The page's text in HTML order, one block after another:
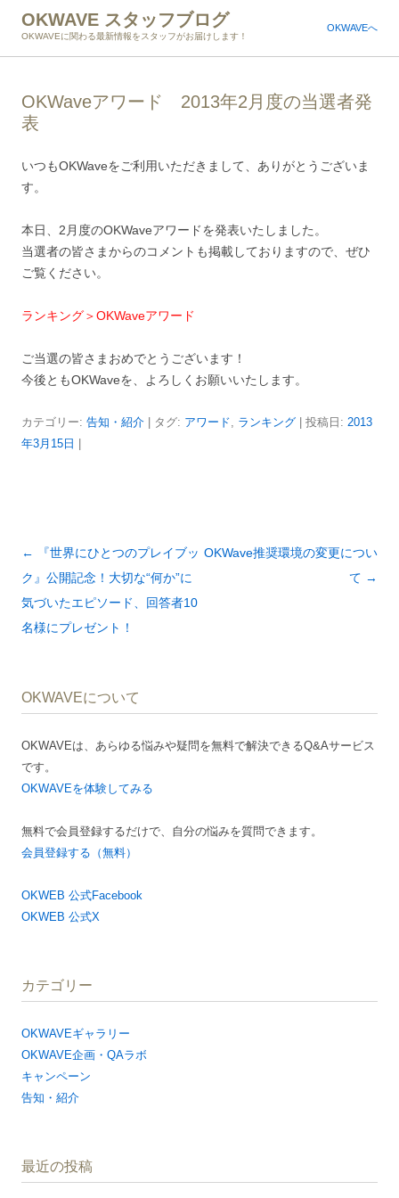
OKWAVE スタッフブログ
OKWAVEに関わる最新情報をスタッフがお届けします！
OKWAVEへ
OKWaveアワード 2013年2月度の当選者発
表
いつもOKWaveをご利用いただきまして、ありがとうございま
す。
本日、2月度のOKWaveアワードを発表いたしました。
当選者の皆さまからのコメントも掲載しておりますので、ぜひ
ご覧ください。
ランキング＞OKWaveアワード
ご当選の皆さまおめでとうございます！
今後ともOKWaveを、よろしくお願いいたします。
カテゴリー: 告知・紹介 | タグ: アワード ランキング | 投稿日: 2013
年3月15日
投
稿
ナ
ビ
シ
ン
←
『世界にひとつのプレイブッ
ク』公開記念！大切な“何か”に
気づいたエピソード、回答者10
名様にプレゼント！
OKWave推奨環境の変更につい
て →
OKWAVEについて
OKWAVEは、あらゆる悩みや疑問を無料で解決できるQ&Aサービス
です。
OKWAVEを体験してみる
無料で会員登録するだけで、自分の悩みを質問できます。
会員登録する（無料）
OKWEB 公式Facebook
OKWEB 公式X
カテゴリー
OKWAVEギャラリー
OKWAVE企画・QAラボ
キャンペーン
告知・紹介
最近の投稿